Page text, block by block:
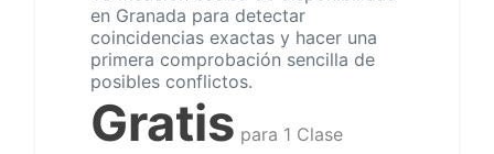
en Granada para detectar
coincidencias exactas y hacer una
primera comprobación sencilla de
posibles conflictos.
Gratis para 1 Clase